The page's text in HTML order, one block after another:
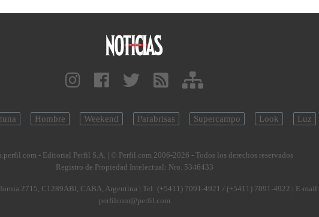
Hombre Weekend Parabrisas Supercampo Look Luz
- Editorial Perfil S.A. | © Perfil.com 2006-2026 - Todos los derechos reservados
Registro de Propiedad Intelectual: Nro. 5346433
2715, C1289ABI, CABA, Argentina | Tel: (+5411) 7091-4921 / (+5411) 7091-4922 | E-mail:
perfilcom@perfil.com